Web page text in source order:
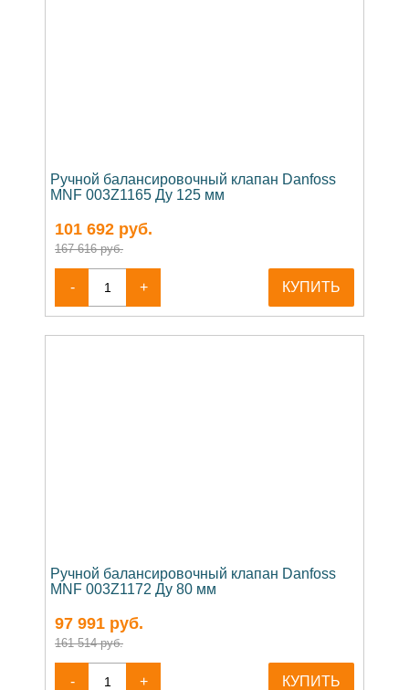
Ручной балансировочный клапан Danfoss
MNF 003Z1165 Ду 125 мм
101 692 руб.
167 616 руб.
- + КУПИТЬ
Ручной балансировочный клапан Danfoss
MNF 003Z1172 Ду 80 мм
97 991 руб.
161 514 руб.
- + КУПИТЬ